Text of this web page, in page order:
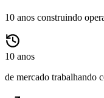
10 anos construindo
10 anos
de mercado trabalhando